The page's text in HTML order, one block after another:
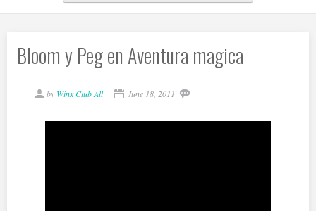
Bloom y Peg en Aventura magica
by Winx Club All June 18, 2011